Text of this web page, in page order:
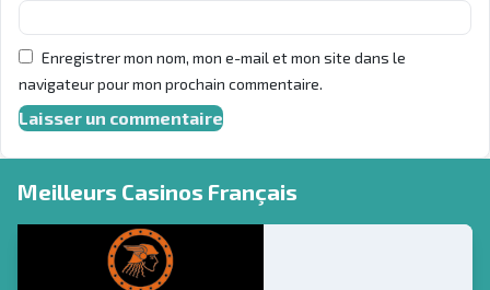
Enregistrer mon nom, mon e-mail et mon site dans le
navigateur pour mon prochain commentaire.
Meilleurs Casinos Français